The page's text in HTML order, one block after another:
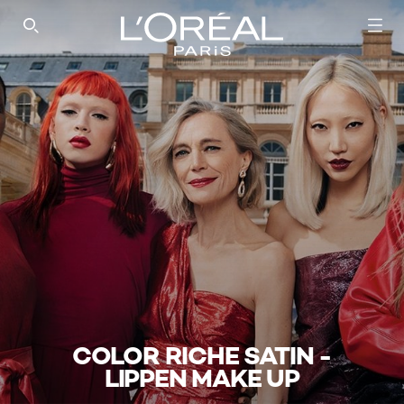
SEARCH THIS SITE
COLOR RICHE SATIN -
LIPPEN MAKE UP